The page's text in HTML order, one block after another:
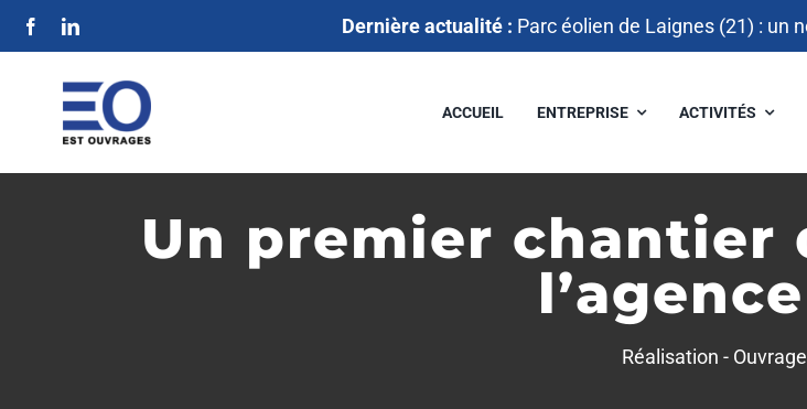
Passer
Dernière actualité : Parc éolien de Laignes (21) : un
ACCUEIL ENTREPRISE ACTIVITÉS
Un premier chantier
Réalisation -